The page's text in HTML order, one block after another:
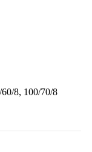
8, 100/70/8